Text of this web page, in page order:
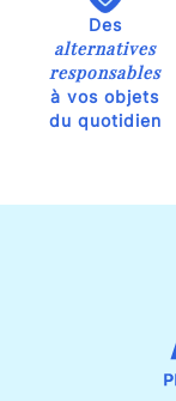
Des
alternatives
responsables
à vos objets
du quotidien